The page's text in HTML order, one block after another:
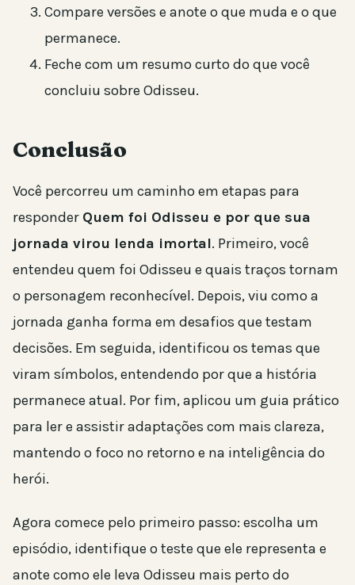
Compare versões e anote o que muda e o que
permanece.
Feche com um resumo curto do que você
concluiu sobre Odisseu.
Conclusão
Você percorreu um caminho em etapas para
responder Quem foi Odisseu e por que sua
jornada virou lenda imortal. Primeiro, você
entendeu quem foi Odisseu e quais traços tornam
o personagem reconhecível. Depois, viu como a
jornada ganha forma em desafios que testam
decisões. Em seguida, identificou os temas que
viram símbolos, entendendo por que a história
permanece atual. Por fim, aplicou um guia prático
para ler e assistir adaptações com mais clareza,
mantendo o foco no retorno e na inteligência do
herói.
Agora comece pelo primeiro passo: escolha um
episódio, identifique o teste que ele representa e
anote como ele leva Odisseu mais perto do